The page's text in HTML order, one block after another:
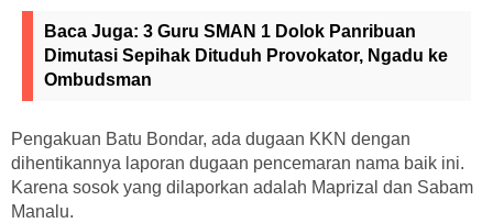
Baca Juga: 3 Guru SMAN 1 Dolok Panribuan
Dimutasi Sepihak Dituduh Provokator, Ngadu ke
Ombudsman
Pengakuan Batu Bondar, ada dugaan KKN dengan
dihentikannya laporan dugaan pencemaran nama baik ini.
Karena sosok yang dilaporkan adalah Maprizal dan Sabam
Manalu.